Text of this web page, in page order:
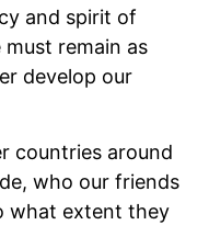
and spirit of
remain as
develop our
countries around
who our friends
what extent they